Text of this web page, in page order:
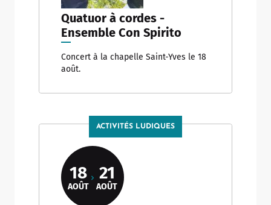
Quatuor à cordes -
Ensemble Con Spirito
Concert à la chapelle Saint-Yves le 18
août.
ACTIVITÉS LUDIQUES
18
AOÛT
21
AOÛT